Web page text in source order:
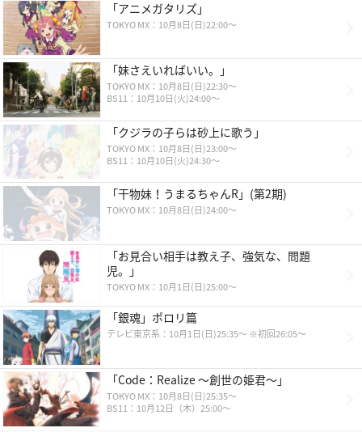
「アニメガタリズ」
TOKYO MX：10月8日(日)22:00～
「妹さえいればいい。」
TOKYO MX：10月8日(日)22:30〜
BS11：10月10日(火)24:00〜
「クジラの子らは砂上に歌う」
TOKYO MX：10月8日(日)23:00～
BS11：10月10日(火)24:30～
「干物妹！うまるちゃんR」(第2期)
TOKYO MX：10月8日(日)24:00～
「お見合い相手は教え子、強気な、問題
児。」
TOKYO MX：10月1日(日)25:00～
「銀魂」ポロリ篇
テレビ東京系：10月1日(日)25:35～ ※初回26:05～
「Code：Realize ～創世の姫君～」
TOKYO MX：10月8日(日)25:35〜
BS11：10月12日（木）25:00〜